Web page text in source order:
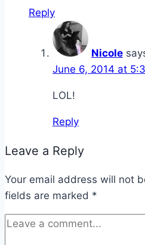
Reply
Nicole
June 6, 2014 at
LOL!
Reply
Leave a Reply
Your email address will not
fields are marked *